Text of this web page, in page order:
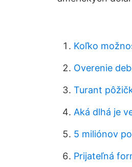
Koľko
Overenie
Turant
Aká dlhá je
5 miliónov
Prijateľná